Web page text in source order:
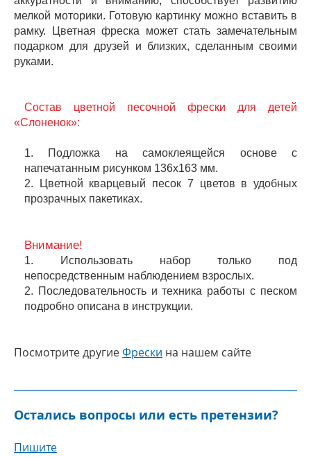
мелкой моторики. Готовую картинку можно вставить в
рамку. Цветная фреска может стать замечательным
подарком для друзей и близких, сделанным своими
руками.
Состав цветной песочной фрески для детей
«Слоненок»:
1. Подложка на самоклеящейся основе с
напечатанным рисунком 136х163 мм.
2. Цветной кварцевый песок 7 цветов в удобных
прозрачных пакетиках.
Внимание!
1. Использовать набор только под
непосредственным наблюдением взрослых.
2. Последовательность и техника работы с песком
подробно описана в инструкции.
Посмотрите другиеФрески на нашем сайте
Остались вопросы или есть претензии?
Пишите